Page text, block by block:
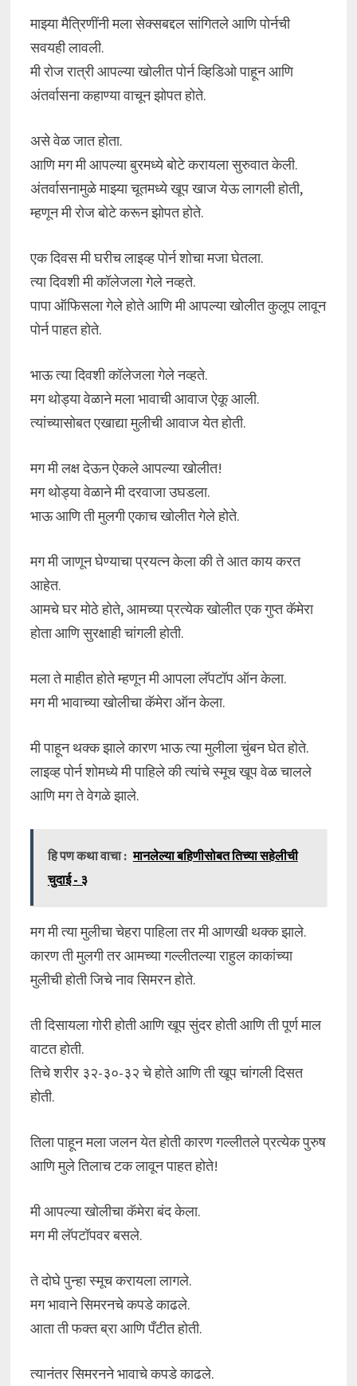
माझ्या मैत्रिणींनी मला सेक्सबद्दल सांगितले आणि पोर्नची
सवयही लावली.
मी रोज रात्री आपल्या खोलीत पोर्न व्हिडिओ पाहून आणि
अंतर्वासना कहाण्या वाचून झोपत होते.
असे वेळ जात होता.
आणि मग मी आपल्या बुरमध्ये बोटे करायला सुरुवात केली.
अंतर्वासनामुळे माझ्या चूतमध्ये खूप खाज येऊ लागली होती,
म्हणून मी रोज बोटे करून झोपत होते.
एक दिवस मी घरीच लाइव्ह पोर्न शोचा मजा घेतला.
त्या दिवशी मी कॉलेजला गेले नव्हते.
पापा ऑफिसला गेले होते आणि मी आपल्या खोलीत कुलूप लावून
पोर्न पाहत होते.
भाऊ त्या दिवशी कॉलेजला गेले नव्हते.
मग थोड्या वेळाने मला भावाची आवाज ऐकू आली.
त्यांच्यासोबत एखाद्या मुलीची आवाज येत होती.
मग मी लक्ष देऊन ऐकले आपल्या खोलीत!
मग थोड्या वेळाने मी दरवाजा उघडला.
भाऊ आणि ती मुलगी एकाच खोलीत गेले होते.
मग मी जाणून घेण्याचा प्रयत्न केला की ते आत काय करत
आहेत.
आमचे घर मोठे होते, आमच्या प्रत्येक खोलीत एक गुप्त कॅमेरा
होता आणि सुरक्षाही चांगली होती.
मला ते माहीत होते म्हणून मी आपला लॅपटॉप ऑन केला.
मग मी भावाच्या खोलीचा कॅमेरा ऑन केला.
मी पाहून थक्क झाले कारण भाऊ त्या मुलीला चुंबन घेत होते.
लाइव्ह पोर्न शोमध्ये मी पाहिले की त्यांचे स्मूच खूप वेळ चालले
आणि मग ते वेगळे झाले.
हि पण कथा वाचा : मानलेल्या बहिणीसोबत तिच्या सहेलीची
चुदाई - ३
मग मी त्या मुलीचा चेहरा पाहिला तर मी आणखी थक्क झाले.
कारण ती मुलगी तर आमच्या गल्लीतल्या राहुल काकांच्या
मुलीची होती जिचे नाव सिमरन होते.
ती दिसायला गोरी होती आणि खूप सुंदर होती आणि ती पूर्ण माल
वाटत होती.
तिचे शरीर ३२-३०-३२ चे होते आणि ती खूप चांगली दिसत
होती.
तिला पाहून मला जलन येत होती कारण गल्लीतले प्रत्येक पुरुष
आणि मुले तिलाच टक लावून पाहत होते!
मी आपल्या खोलीचा कॅमेरा बंद केला.
मग मी लॅपटॉपवर बसले.
ते दोघे पुन्हा स्मूच करायला लागले.
मग भावाने सिमरनचे कपडे काढले.
आता ती फक्त ब्रा आणि पँटीत होती.
त्यानंतर सिमरनने भावाचे कपडे काढले.